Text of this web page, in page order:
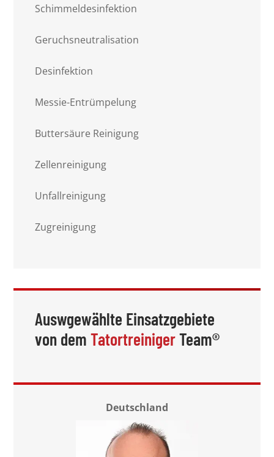
Schimmeldesinfektion
Geruchsneutralisation
Desinfektion
Messie-Entrümpelung
Buttersäure Reinigung
Zellenreinigung
Unfallreinigung
Zugreinigung
Auswgewählte Einsatzgebiete
von demTatortreinigerTeam®
Deutschland